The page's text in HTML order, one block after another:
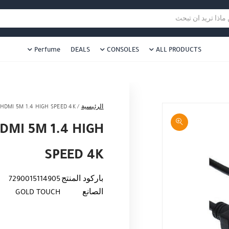
هل نزلت التطبيق ليصلك كل جديد ؟تريد ان تبحث
ALL PRODUCTS
CONSOLES
DEALS
Perfume
الرئيسية /
5M 1.4 HIGH SPEED 4K
5M 1.4 HIGH
SPEED 4K
باركود المنتج7290015114905
الصانع
GOLD TOUCH